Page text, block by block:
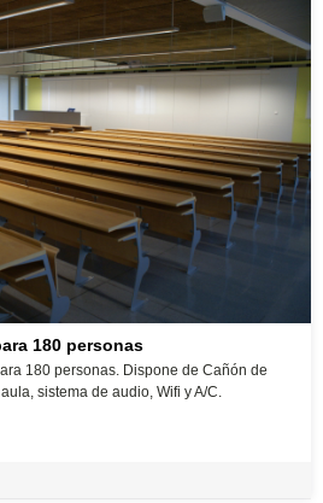
180 personas
180 personas. Dispone de Cañón de
sistema de audio, Wifi y A/C.